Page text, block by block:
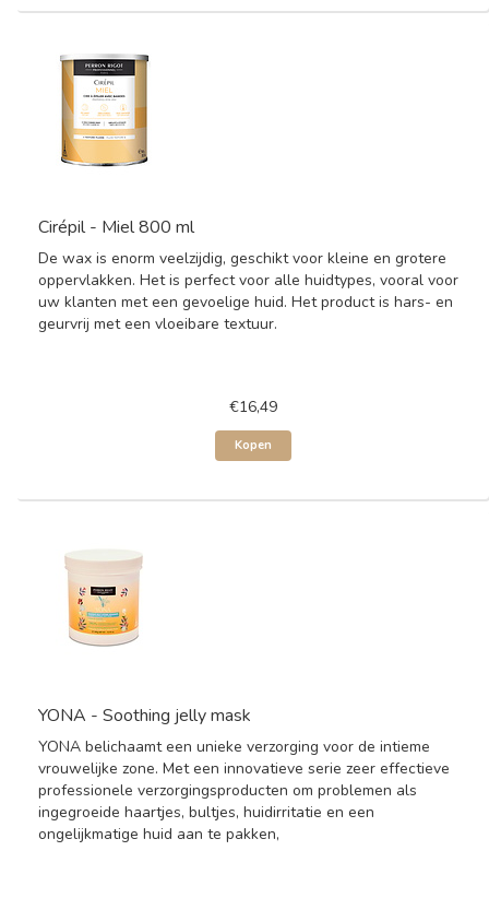
Cirépil - Miel 800 ml
De wax is enorm veelzijdig, geschikt voor kleine en grotere
oppervlakken. Het is perfect voor alle huidtypes, vooral voor
uw klanten met een gevoelige huid. Het product is hars- en
geurvrij met een vloeibare textuur.
€16,49
Kopen
YONA - Soothing jelly mask
YONA belichaamt een unieke verzorging voor de intieme
vrouwelijke zone. Met een innovatieve serie zeer effectieve
professionele verzorgingsproducten om problemen als
ingegroeide haartjes, bultjes, huidirritatie en een
ongelijkmatige huid aan te pakken,